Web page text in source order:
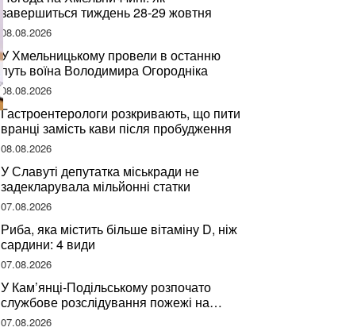
завершиться тиждень 28-29 жовтня
08.08.2026
У Хмельницькому провели в останню
путь воїна Володимира Огородніка
08.08.2026
Гастроентерологи розкривають, що пити
вранці замість кави після пробудження
08.08.2026
У Славуті депутатка міськради не
задекларувала мільйонні статки
07.08.2026
Риба, яка містить більше вітаміну D, ніж
сардини: 4 види
07.08.2026
У Кам’янці-Подільському розпочато
службове розслідування пожежі на
сміттєзвалищі
07.08.2026